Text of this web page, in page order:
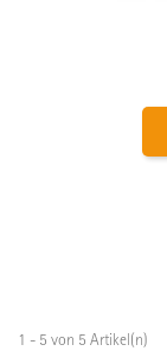
1 - 5 von 5 Artikel(n)